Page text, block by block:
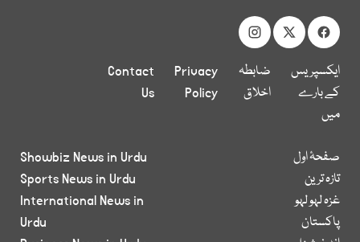
ایکسپریس
کے بارے
میں
ضابطہ
اخلاق
Privacy
Policy
Contact
Us
صفحۂ اول
تازہ ترین
غزہ لہو لہو
پاکستان
Showbiz News in Urdu
Sports News in Urdu
International News in
Urdu